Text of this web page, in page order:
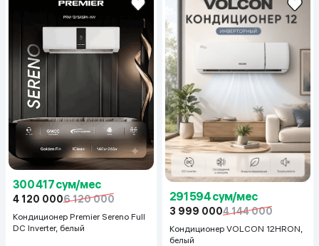
300 417 сум/мес
4 120 0006 120 000
Кондиционер Premier Sereno Full
DC Inverter, белый
291 594 сум/мес
3 999 0004 144 000
Кондиционер VOLCON 12HRON,
белый